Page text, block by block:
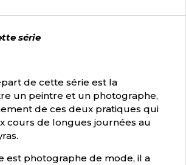
série
de cette série est la
un peintre et un photographe,
de ces deux pratiques qui
cours de longues journées au
est photographe de mode, il a